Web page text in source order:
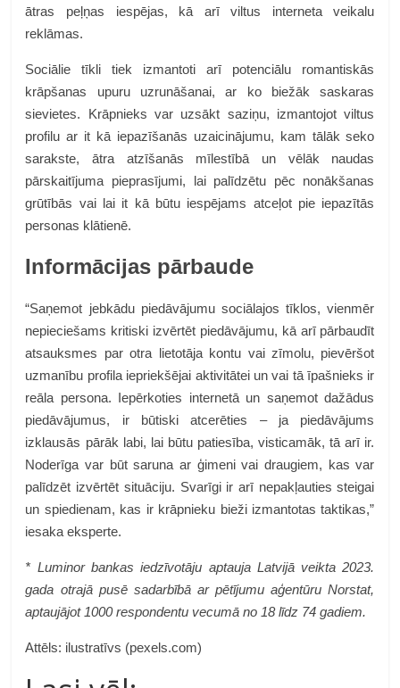
ātras peļņas iespējas, kā arī viltus interneta veikalu
reklāmas.
Sociālie tīkli tiek izmantoti arī potenciālu romantiskās
krāpšanas upuru uzrunāšanai, ar ko biežāk saskaras
sievietes. Krāpnieks var uzsākt saziņu, izmantojot viltus
profilu ar it kā iepazīšanās uzaicinājumu, kam tālāk seko
sarakste, ātra atzīšanās mīlestībā un vēlāk naudas
pārskaitījuma pieprasījumi, lai palīdzētu pēc nonākšanas
grūtībās vai lai it kā būtu iespējams atceļot pie iepazītās
personas klātienē.
Informācijas pārbaude
“Saņemot jebkādu piedāvājumu sociālajos tīklos, vienmēr
nepieciešams kritiski izvērtēt piedāvājumu, kā arī pārbaudīt
atsauksmes par otra lietotāja kontu vai zīmolu, pievēršot
uzmanību profila iepriekšējai aktivitātei un vai tā īpašnieks ir
reāla persona. Iepērkoties internetā un saņemot dažādus
piedāvājumus, ir būtiski atcerēties – ja piedāvājums
izklausās pārāk labi, lai būtu patiesība, visticamāk, tā arī ir.
Noderīga var būt saruna ar ģimeni vai draugiem, kas var
palīdzēt izvērtēt situāciju. Svarīgi ir arī nepakļauties steigai
un spiedienam, kas ir krāpnieku bieži izmantotas taktikas,”
iesaka eksperte.
* Luminor bankas iedzīvotāju aptauja Latvijā veikta 2023.
gada otrajā pusē sadarbībā ar pētījumu aģentūru Norstat,
aptaujājot 1000 respondentu vecumā no 18 līdz 74 gadiem.
Attēls: ilustratīvs (pexels.com)